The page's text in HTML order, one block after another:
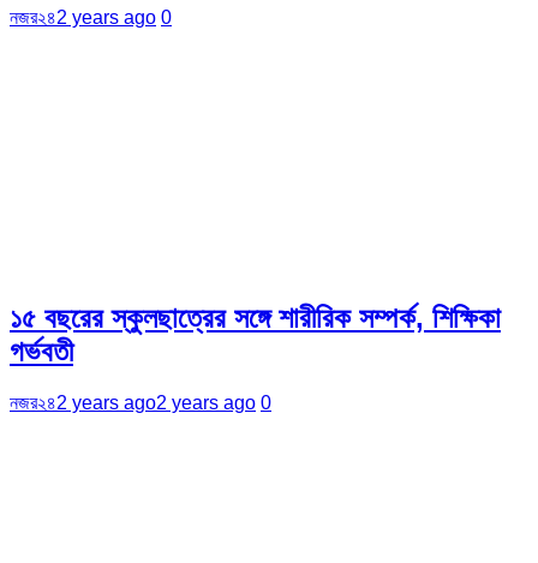
নজর২৪2 years ago 0
১৫ বছরের স্কুলছাত্রের সঙ্গে শারীরিক সম্পর্ক, শিক্ষিকা
গর্ভবতী
নজর২৪2 years ago2 years ago 0